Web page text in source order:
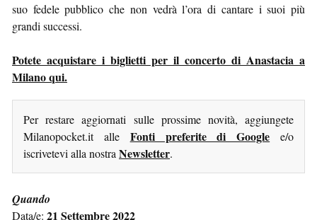
suo fedele pubblico che non vedrà l’ora di cantare i suoi più
grandi successi.
Potete acquistare i biglietti per il concerto di Anastacia a
Milano qui.
Per restare aggiornati sulle prossime novità, aggiungete
Milanopocket.it alle Fonti preferite di Google e/o
iscrivetevi alla nostra Newsletter.
Quando
Data/e: 21 Settembre 2022